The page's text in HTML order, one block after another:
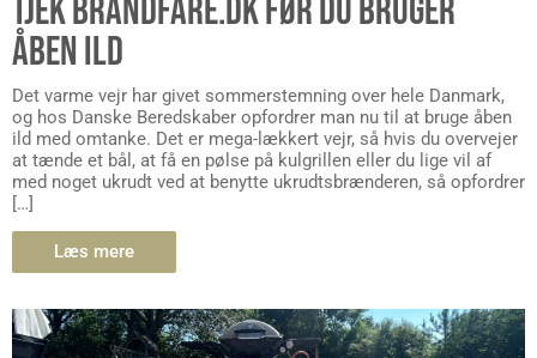
TJEK BRANDFARE.DK FØR DU BRUGER
ÅBEN ILD
Det varme vejr har givet sommerstemning over hele Danmark,
og hos Danske Beredskaber opfordrer man nu til at bruge åben
ild med omtanke. Det er mega-lækkert vejr, så hvis du overvejer
at tænde et bål, at få en pølse på kulgrillen eller du lige vil af
med noget ukrudt ved at benytte ukrudtsbrænderen, så opfordrer
[…]
Læs mere